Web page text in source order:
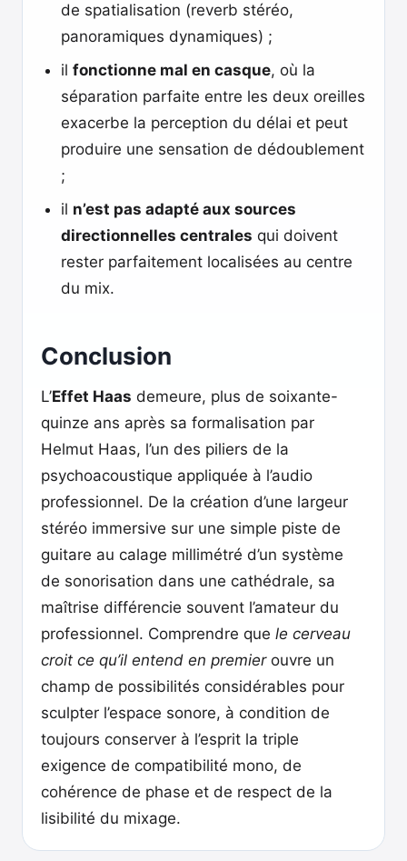
de spatialisation (reverb stéréo,
panoramiques dynamiques) ;
il fonctionne mal en casque, où la
séparation parfaite entre les deux oreilles
exacerbe la perception du délai et peut
produire une sensation de dédoublement
;
il n’est pas adapté aux sources
directionnelles centrales qui doivent
rester parfaitement localisées au centre
du mix.
Conclusion
L’Effet Haas demeure, plus de soixante-
quinze ans après sa formalisation par
Helmut Haas, l’un des piliers de la
psychoacoustique appliquée à l’audio
professionnel. De la création d’une largeur
stéréo immersive sur une simple piste de
guitare au calage millimétré d’un système
de sonorisation dans une cathédrale, sa
maîtrise différencie souvent l’amateur du
professionnel. Comprendre que le cerveau
croit ce qu’il entend en premierouvre un
champ de possibilités considérables pour
sculpter l’espace sonore, à condition de
toujours conserver à l’esprit la triple
exigence de compatibilité mono, de
cohérence de phase et de respect de la
lisibilité du mixage.